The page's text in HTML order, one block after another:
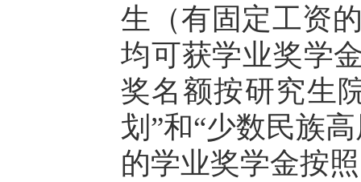
生（有固定工资
均可获学业奖学
奖名额按研究生
划”和“少数民族
的学业奖学金按